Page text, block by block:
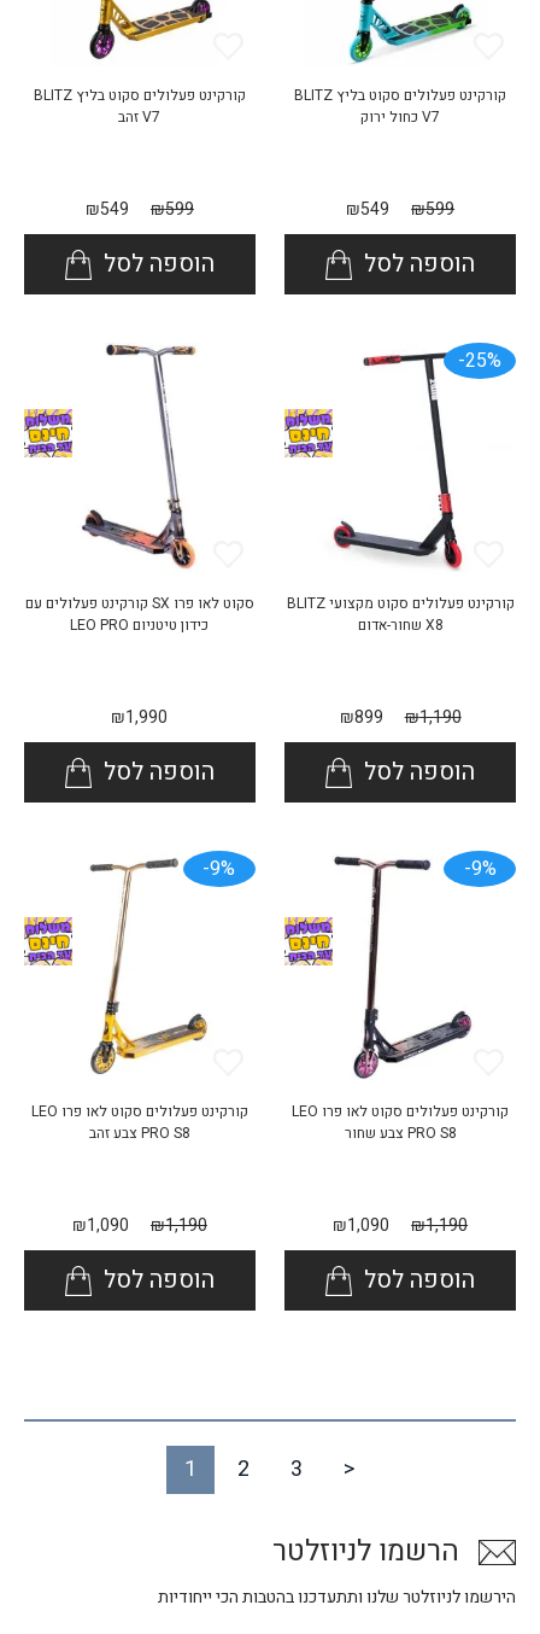
קורקינט פעלולים סקוט בליץ BLITZ
V7 כחול ירוק
₪599
₪549
הוספה לסל
קורקינט פעלולים סקוט בליץ BLITZ
V7 זהב
₪599
₪549
הוספה לסל
25%-
קורקינט פעלולים סקוט מקצועי BLITZ
X8 שחור-אדום
₪1,190
₪899
הוספה לסל
סקוט לאו פרו SX קורקינט פעלולים עם
כידון טיטניום LEO PRO
₪1,990
הוספה לסל
9%-
קורקינט פעלולים סקוט לאו פרו LEO
PRO S8 צבע שחור
₪1,190
₪1,090
הוספה לסל
9%-
קורקינט פעלולים סקוט לאו פרו LEO
PRO S8 צבע זהב
₪1,190
₪1,090
הוספה לסל
1 2 3 >
הרשמו לניוזלטר
הירשמו לניוזלטר שלנו ותתעדכנו בהטבות הכי ייחודיות